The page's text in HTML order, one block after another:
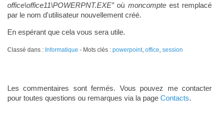
office\office11\POWERPNT.EXE”où moncompteest remplacé
par le nom d'utilisateur nouvellement créé.
En espérant que cela vous sera utile.
Classé dans : Informatique - Mots clés : powerpoint, office session
Les commentaires sont fermés. Vous pouvez me contacter
pour toutes questions ou remarques via la page Contacts.